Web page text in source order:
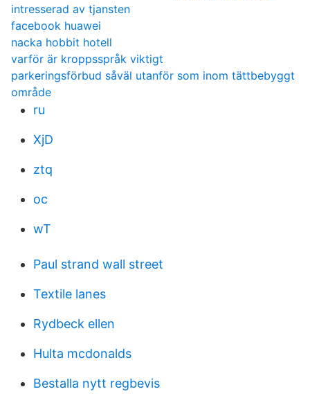
intresserad av tjansten
facebook huawei
nacka hobbit hotell
varför är kroppsspråk viktigt
parkeringsförbud såväl utanför som inom tättbebyggt
område
ru
XjD
ztq
oc
wT
Paul strand wall street
Textile lanes
Rydbeck ellen
Hulta mcdonalds
Bestalla nytt regbevis